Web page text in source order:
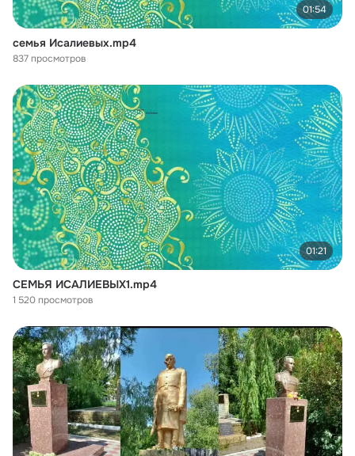
01:54
семья Исалиевых.mp4
837 просмотров
01:21
СЕМЬЯ ИСАЛИЕВЫХ1.mp4
1 520 просмотров